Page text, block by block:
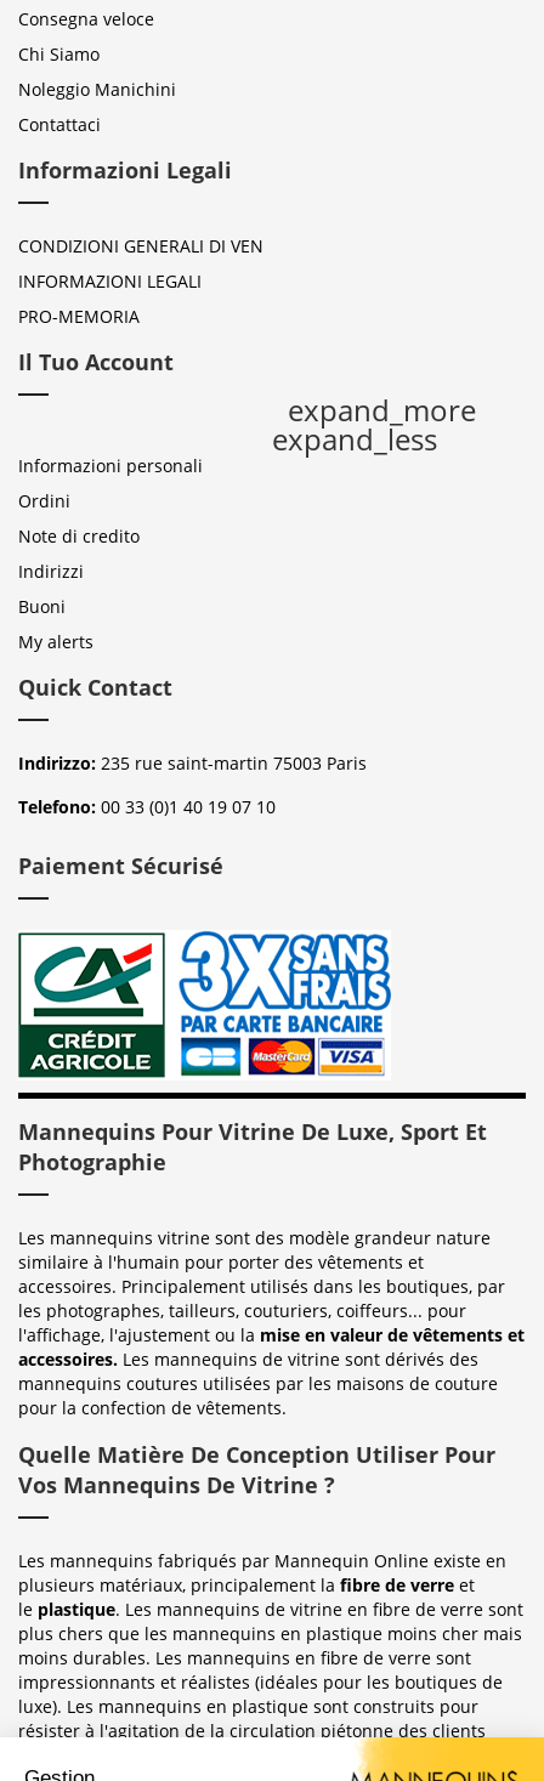
Consegna veloce
Chi Siamo
Noleggio Manichini
Contattaci
Informazioni Legali
CONDIZIONI GENERALI DI VEN
INFORMAZIONI LEGALI
PRO-MEMORIA
Il Tuo Account
expand_more
expand_less
Informazioni personali
Ordini
Note di credito
Indirizzi
Buoni
My alerts
Quick Contact
Indirizzo: 235 rue saint-martin 75003 Paris
Telefono: 00 33 (0)1 40 19 07 10
Paiement Sécurisé
Mannequins Pour Vitrine De Luxe, Sport Et
Photographie
Les mannequins vitrine sont des modèle grandeur nature
similaire à l'humain pour porter des vêtements et
accessoires. Principalement utilisés dans les boutiques, par
les photographes, tailleurs, couturiers, coiffeurs... pour
l'affichage, l'ajustement ou la mise en valeur de vêtements et
accessoires. Les mannequins de vitrine sont dérivés des
mannequins coutures utilisées par les maisons de couture
pour la confection de vêtements.
Quelle Matière De Conception Utiliser Pour
Vos Mannequins De Vitrine ?
Les mannequins fabriqués par Mannequin Online existe en
plusieurs matériaux, principalement la fibre de verre et
le plastique. Les mannequins de vitrine en fibre de verre sont
plus chers que les mannequins en plastique moins cher mais
moins durables. Les mannequins en fibre de verre sont
impressionnants et réalistes (idéales pour les boutiques de
luxe). Les mannequins en plastique sont construits pour
résister à l'agitation de la circulation piétonne des clients
habituellement observée dans le magasin où ils sont placés.